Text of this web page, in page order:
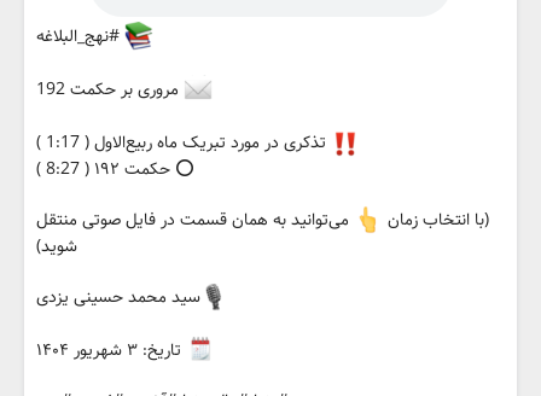
#نهج_البلاغه
مروری بر حکمت 192
تذکری در مورد تبریک ماه ربیع‌الاول ( 1:17 )
⭕️ حکمت ۱۹۲ ( 8:27 )
(با انتخاب زمان
می‌توانید به همان قسمت در فایل صوتی منتقل
شوید)
سید محمد حسینی یزدی
تاریخ: ۳ شهریور ۱۴۰۴